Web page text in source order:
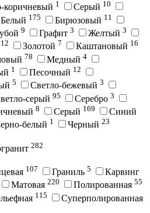
коричневый 1 Cерый 10
Белый 175 Бирюзовый 11
9 Графит 3 Желтый 3
12 Золотой 7 Каштановый 16
78 Медный 4
1 Песочный 12
5 Светло-бежевый 3
серый 95 Серебро 3
8 Серый 169 Синий
белый 1 Черный 23
282
107 Граниль 5 Карвинг
Матовая 220 Полированная 55
115 Суперполированная